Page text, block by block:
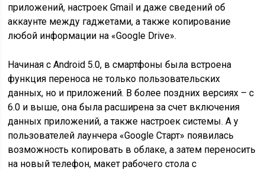
приложений, настроек Gmail и даже сведений об
аккаунте между гаджетами, а также копирование
любой информации на «Google Drive».
Начиная с Android 5.0, в смартфоны была встроена
функция переноса не только пользовательских
данных, но и приложений. В более поздних версиях – с
6.0 и выше, она была расширена за счет включения
данных приложений, а также настроек системы. А у
пользователей лаунчера «Google Старт» появилась
возможность копировать в облаке, а затем переносить
на новый телефон, макет рабочего стола с